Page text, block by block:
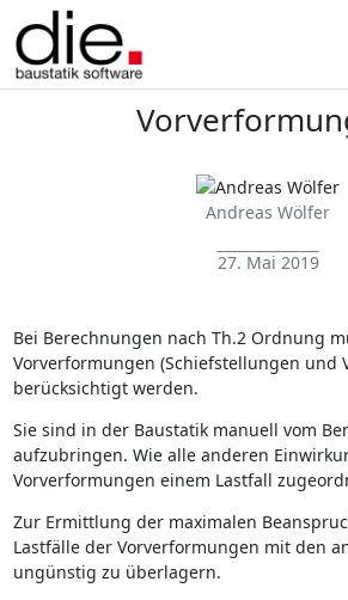
Andreas Wölfer
27. Mai 2019
Bei Berechnungen nach Th.2 Ordnung
Vorverformungen (Schiefstellungen und
berücksichtigt werden.
Sie sind in der Baustatik manuell vom
aufzubringen. Wie alle anderen
Vorverformungen einem Lastfall
Zur Ermittlung der maximalen
Lastfälle der Vorverformungen mit den
ungünstig zu überlagern.